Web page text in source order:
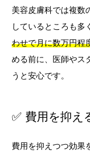
美容皮膚科では複数
しているところも多
わせで月に数万円程
める前に、医師やス
うと安心です。
✅ 費用を抑え
費用を抑えつつ効果